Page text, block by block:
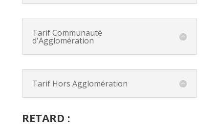
Tarif Communauté
d'Agglomération
Tarif Hors Agglomération
RETARD :